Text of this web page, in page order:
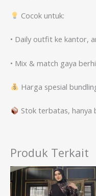
Cocok untuk:
• Daily outfit ke kantor,
• Mix & match gaya
Harga spesial
Stok terbatas, hanya
Produk Terkait